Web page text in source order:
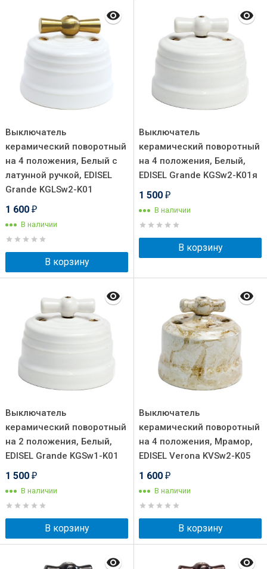
Выключатель
керамический поворотный
на 4 положения, Белый с
латунной ручкой, EDISEL
Grande KGLSw2-K01
1 600 ₽
В наличии
В корзину
Выключатель
керамический поворотный
на 4 положения, Белый,
EDISEL Grande KGSw2-K01я
1 500 ₽
В наличии
В корзину
Выключатель
керамический поворотный
на 2 положения, Белый,
EDISEL Grande KGSw1-K01
1 500 ₽
В наличии
В корзину
Выключатель
керамический поворотный
на 4 положения, Мрамор,
EDISEL Verona KVSw2-K05
1 600 ₽
В наличии
В корзину